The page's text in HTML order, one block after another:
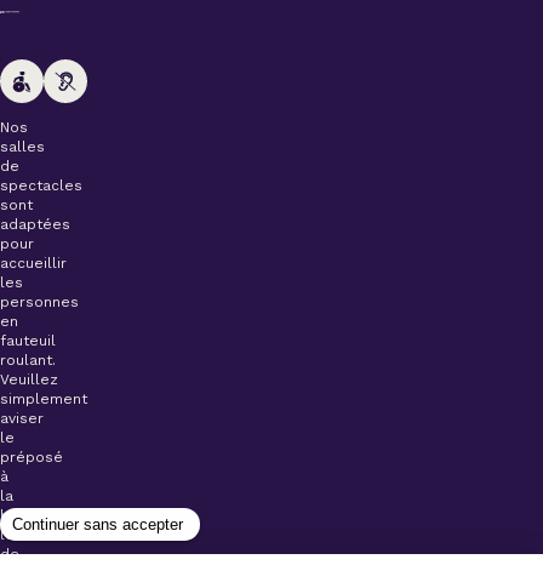
Nos
salles
de
spectacles
sont
adaptées
pour
accueillir
les
personnes
en
fauteuil
roulant.
Veuillez
simplement
aviser
le
préposé
à
la
billetterie
lors
de